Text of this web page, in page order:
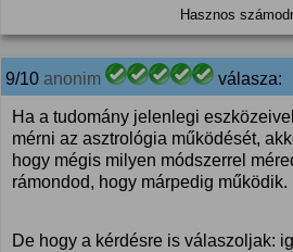
Hasznos
9/10 anonim válasza:
Ha a tudomány jelenlegi
mérni az asztrológia működését,
hogy mégis milyen módszerrel
rámondod, hogy márpedig működik.
De hogy a kérdésre is válaszoljak: